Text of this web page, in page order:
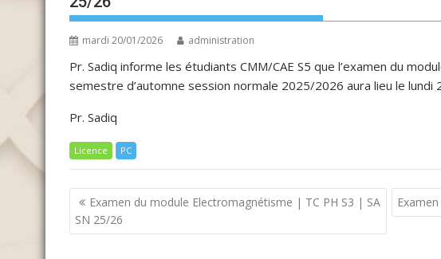
mardi 20/01/2026 administration
Pr. Sadiq informe les étudiants CMM/CAE S5 que l’examen du
semestre d’automne session normale 2025/2026 aura lieu le lundi
Pr. Sadiq
Licence PC
Navigation
de
l’article
Examen du module Electromagnétisme | TC PH S3 | SA
SN 25/26